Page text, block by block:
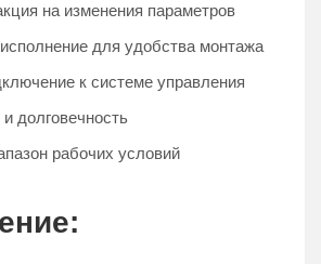
на изменения параметров
для удобства монтажа
к системе управления
долговечность
рабочих условий